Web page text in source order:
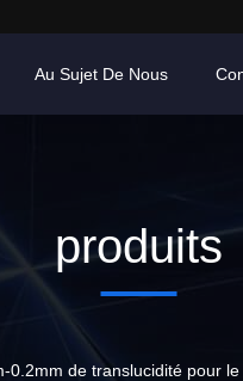
Au Sujet De Nous
produits
0.2mm de translucidité pour